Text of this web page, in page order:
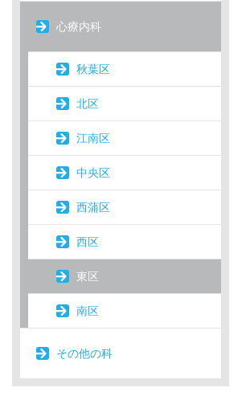
心療内科
秋葉区
北区
江南区
中央区
西蒲区
西区
東区
南区
その他の科